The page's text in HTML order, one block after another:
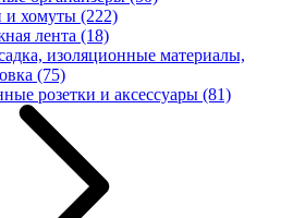
и хомуты (222)
лента (18)
изоляционные материалы,
(75)
розетки и аксессуары (81)